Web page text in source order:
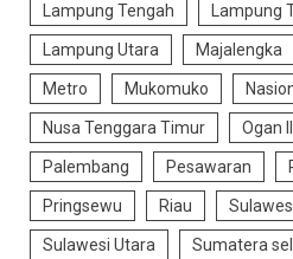
Lampung Tengah Lampung
Lampung Utara Majalengka
Metro Mukomuko
Nusa Tenggara Timur Ogan
Palembang Pesawaran
Pringsewu Riau
Sulawesi Utara Sumatera